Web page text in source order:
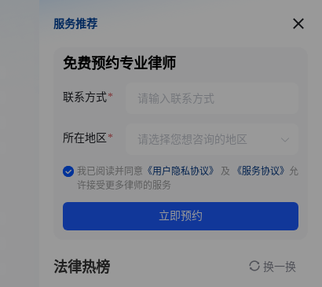
服务推荐
服务推荐
免费预约专业律师
联系方式
所在地区
我已阅读并同意 《用户隐私协议》 及 《服务协议》 允
许接受更多律师的服务
立即预约
法律热榜 换一换